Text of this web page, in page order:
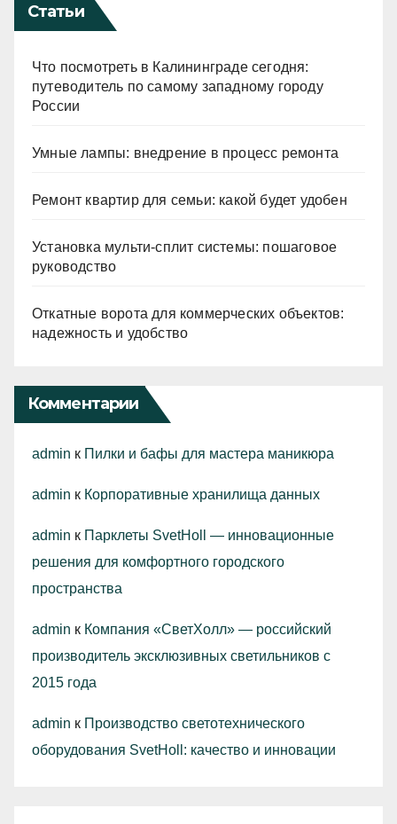
Статьи
Что посмотреть в Калининграде сегодня:
путеводитель по самому западному городу
России
Умные лампы: внедрение в процесс ремонта
Ремонт квартир для семьи: какой будет удобен
Установка мульти-сплит системы: пошаговое
руководство
Откатные ворота для коммерческих объектов:
надежность и удобство
Комментарии
admin к Пилки и бафы для мастера маникюра
admin к Корпоративные хранилища данных
admin к Парклеты SvetHoll — инновационные
решения для комфортного городского
пространства
admin к Компания «СветХолл» — российский
производитель эксклюзивных светильников с
2015 года
admin к Производство светотехнического
оборудования SvetHoll: качество и инновации